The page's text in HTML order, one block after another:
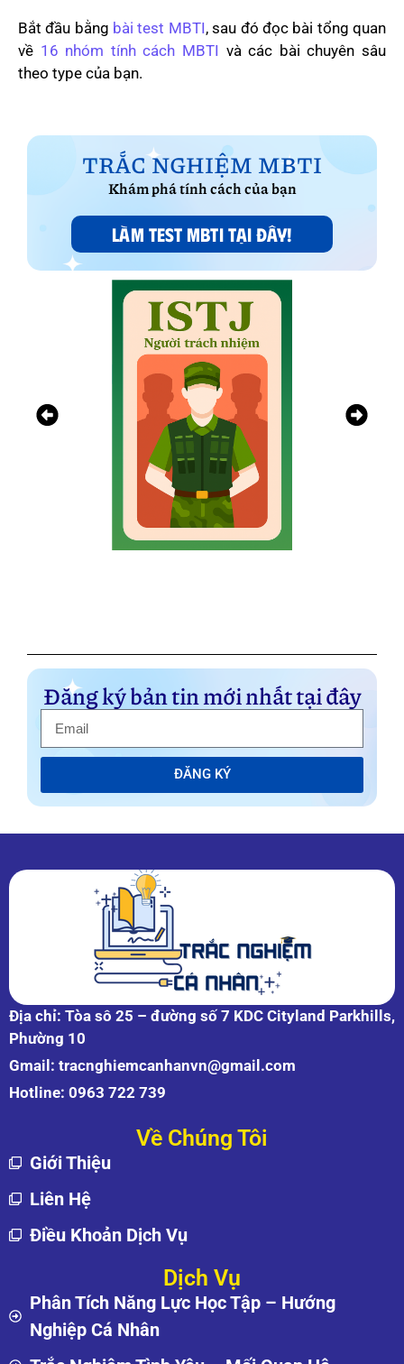
Bắt đầu bằng bài test MBTI, sau đó đọc bài tổng quan
về 16 nhóm tính cách MBTI và các bài chuyên sâu
theo type của bạn.
TRẮC NGHIỆM MBTI
Khám phá tính cách của bạn
LÀM TEST MBTI TẠI ĐÂY!
Đăng ký bản tin mới nhất tại đây
ĐĂNG KÝ
Địa chỉ: Tòa sô 25 – đường số 7 KDC Cityland Parkhills,
Phường 10
Gmail: tracnghiemcanhanvn@gmail.com
Hotline: 0963 722 739
Về Chúng Tôi
Giới Thiệu
Liên Hệ
Điều Khoản Dịch Vụ
Dịch Vụ
Phân Tích Năng Lực Học Tập – Hướng
Nghiệp Cá Nhân